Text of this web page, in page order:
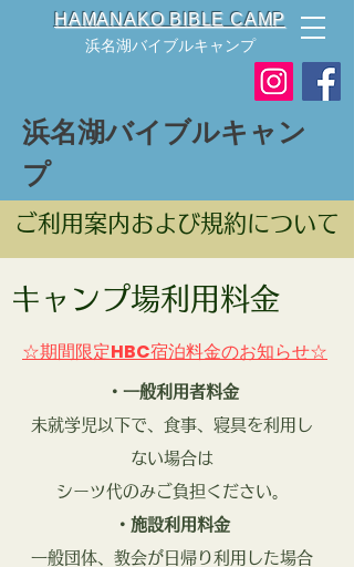
HAMANAKO BIBLE CAMP
浜名湖バイブルキャンプ
浜名湖バイブルキャン
プ
​ご利用案内および規約について
キャンプ場利用料金
☆期間限定HBC宿泊料金のお知らせ☆
・一般利用者料金
未就学児以下で、食事、寝具を利用し
ない場合は
シーツ代のみご負担ください。
・施設利用料金
一般団体、教会が日帰り利用した場合